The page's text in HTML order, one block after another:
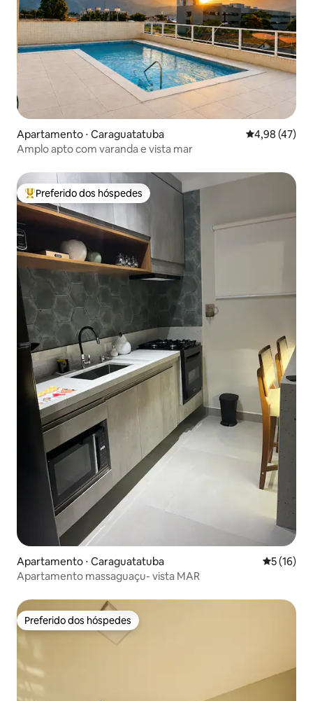
Apartamento ⋅ Caraguatatuba 4,98 de uma
4,98 (47)
Amplo apto com varanda e vista mar
Entre os melhores preferidos dos hóspedes
Preferido dos hóspedes
Apartamento ⋅ Caraguatatuba 5 de uma
5 (16)
Apartamento massaguaçu- vista MAR
Preferido dos hóspedes
Preferido dos hóspedes